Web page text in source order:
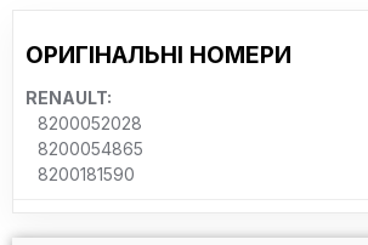
ОРИГІНАЛЬНІ НОМЕРИ
RENAULT:
8200052028
8200054865
8200181590